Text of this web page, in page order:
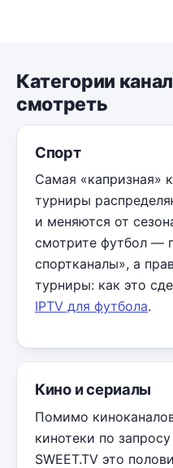
Категории
смотреть
Спорт
Самая «капризная»
турниры
и меняются от
смотрите футбол —
спортканалы», а
турниры: как это
IPTV для футбола.
Кино и сериалы
Помимо
кинотеки по
SWEET.TV это